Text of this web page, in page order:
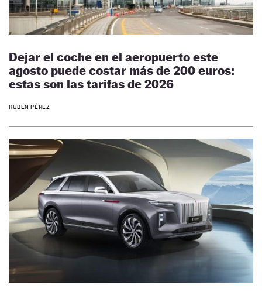
Dejar el coche en el aeropuerto este
agosto puede costar más de 200 euros:
estas son las tarifas de 2026
RUBÉN PÉREZ